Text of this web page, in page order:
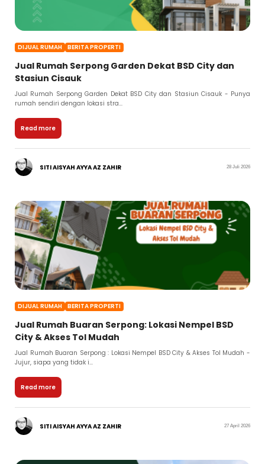
DIJUAL RUMAH BERITA PROPERTI
Jual Rumah Serpong Garden Dekat BSD City dan
Stasiun Cisauk
Jual Rumah Serpong Garden Dekat BSD City dan Stasiun Cisauk - Punya
rumah sendiri dengan lokasi stra...
Read more
SITI AISYAH AYYA AZ ZAHIR 28 Juli 2026
DIJUAL RUMAH BERITA PROPERTI
Jual Rumah Buaran Serpong: Lokasi Nempel BSD
City & Akses Tol Mudah
Jual Rumah Buaran Serpong : Lokasi Nempel BSD City & Akses Tol Mudah -
Jujur, siapa yang tidak i...
Read more
SITI AISYAH AYYA AZ ZAHIR 27 April 2026